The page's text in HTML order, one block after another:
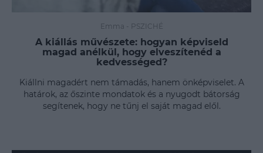
Emma - PSZICHÉ
A kiállás művészete: hogyan képviseld
magad anélkül, hogy elveszítenéd a
kedvességed?
Kiállni magadért nem támadás, hanem önképviselet. A
határok, az őszinte mondatok és a nyugodt bátorság
segítenek, hogy ne tűnj el saját magad elől.